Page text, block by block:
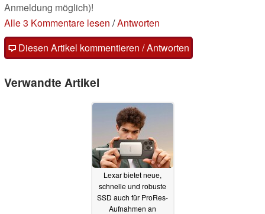
Anmeldung möglich)!
Alle 3 Kommentare lesen /Antworten
Diesen Artikel kommentieren / Antworten
Verwandte Artikel
Lexar bietet neue,
schnelle und robuste
SSD auch für ProRes-
Aufnahmen an